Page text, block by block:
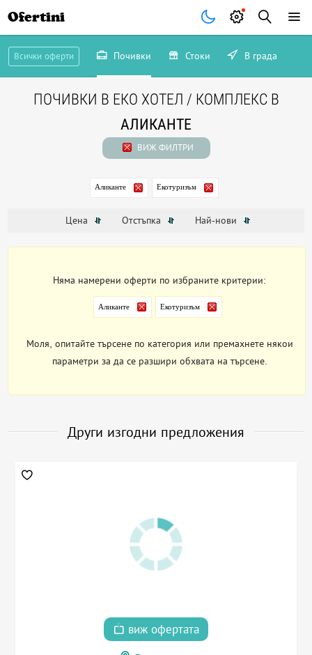
Ofertini
Всички оферти Почивки Стоки В града
ПОЧИВКИ В ЕКО ХОТЕЛ / КОМПЛЕКС В
АЛИКАНТЕ
ВИЖ ФИЛТРИ
Аликанте Екотуризъм
Цена Отстъпка Най-нови
Няма намерени оферти по избраните критерии:
Аликанте Екотуризъм
Моля, опитайте търсене по категория или премахнете някои
параметри за да се разшири обхвата на търсене.
Други изгодни предложения
виж офертата